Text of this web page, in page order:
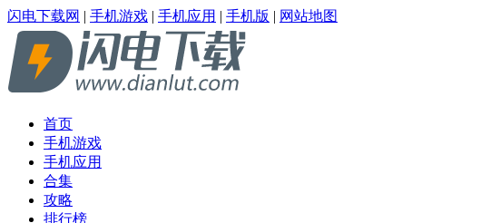
闪电下载网 | 手机游戏 | 手机应用 | 手机版 | 网站地图
首页
手机游戏
手机应用
合集
攻略
排行榜